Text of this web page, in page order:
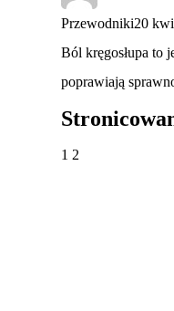
Przewodniki20
Ból kręgosłupa to
poprawiają
1 2